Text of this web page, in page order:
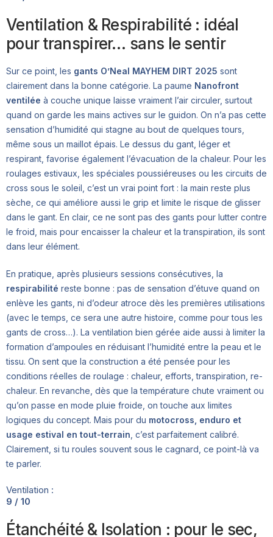
Ventilation & Respirabilité : idéal
pour transpirer… sans le sentir
Sur ce point, les gants O’Neal MAYHEM DIRT 2025 sont
clairement dans la bonne catégorie. La paume Nanofront
ventilée à couche unique laisse vraiment l’air circuler, surtout
quand on garde les mains actives sur le guidon. On n’a pas cette
sensation d’humidité qui stagne au bout de quelques tours,
même sous un maillot épais. Le dessus du gant, léger et
respirant, favorise également l’évacuation de la chaleur. Pour les
roulages estivaux, les spéciales poussiéreuses ou les circuits de
cross sous le soleil, c’est un vrai point fort : la main reste plus
sèche, ce qui améliore aussi le grip et limite le risque de glisser
dans le gant. En clair, ce ne sont pas des gants pour lutter contre
le froid, mais pour encaisser la chaleur et la transpiration, ils sont
dans leur élément.
En pratique, après plusieurs sessions consécutives, la
respirabilité reste bonne : pas de sensation d’étuve quand on
enlève les gants, ni d’odeur atroce dès les premières utilisations
(avec le temps, ce sera une autre histoire, comme pour tous les
gants de cross…). La ventilation bien gérée aide aussi à limiter la
formation d’ampoules en réduisant l’humidité entre la peau et le
tissu. On sent que la construction a été pensée pour les
conditions réelles de roulage : chaleur, efforts, transpiration, re-
chaleur. En revanche, dès que la température chute vraiment ou
qu’on passe en mode pluie froide, on touche aux limites
logiques du concept. Mais pour du motocross, enduro et
usage estival en tout-terrain , c’est parfaitement calibré.
Clairement, si tu roules souvent sous le cagnard, ce point-là va
te parler.
Ventilation :
9 / 10
Étanchéité & Isolation : pour le sec,